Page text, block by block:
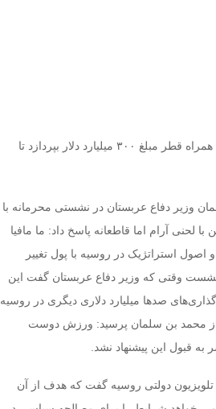
سرویس خارجی: عربستان به روسیه اعلام کرد که حاضر است به همراه قطر مبلغ ۳۰۰ میلیارد دلار بپردازد تا
وزیر دفاع عربستان در نشستی محرمانه با
لحنی آرام اما قاطعانه پاسخ داد: ما مافیا
استراتژیک در روسیه با پول تغییر
نشست وقتی که وزیر دفاع عربستان گفت این
و شامل سرمایه‌گذاری‌های صدها میلیارد دلاری دیگری در روسیه
از محمد بن سلمان پرسید: ورزش دوست
قبول این پیشنهاد نشد.
دولتی روسیه گفت که هدف از آن